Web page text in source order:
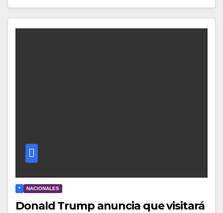
* NACIONALES
Donald Trump anuncia que visitará